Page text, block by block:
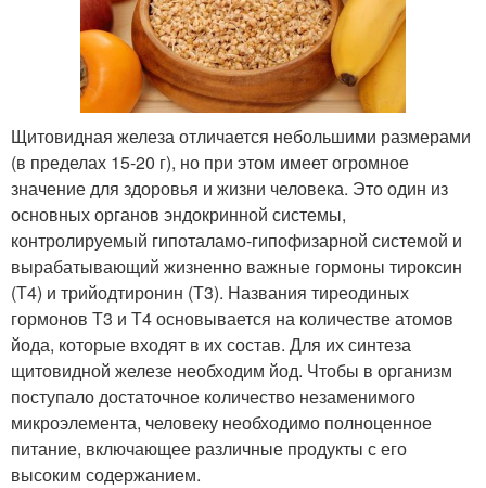
Щитовидная железа отличается небольшими размерами
(в пределах 15-20 г), но при этом имеет огромное
значение для здоровья и жизни человека. Это один из
основных органов эндокринной системы,
контролируемый гипоталамо-гипофизарной системой и
вырабатывающий жизненно важные гормоны тироксин
(Т4) и трийодтиронин (Т3). Названия тиреодиных
гормонов Т3 и Т4 основывается на количестве атомов
йода, которые входят в их состав. Для их синтеза
щитовидной железе необходим йод. Чтобы в организм
поступало достаточное количество незаменимого
микроэлемента, человеку необходимо полноценное
питание, включающее различные продукты с его
высоким содержанием.